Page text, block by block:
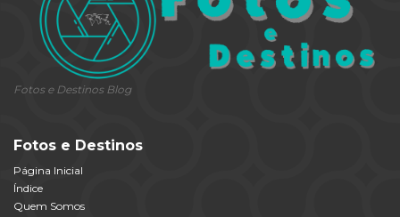
Fotos e Destinos Blog
Fotos e Destinos
Página Inicial
Índice
Quem Somos